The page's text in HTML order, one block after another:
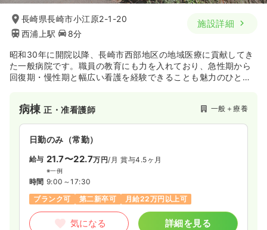
給与 21.5〜27.2万円 /月 賞与60.0〜75.0万円
※一例
時間 8:30～17:30
担当業務未経験可
月給27万円以上可
気になる 詳細を見る
長崎県長崎市小江原2-1-20
西浦上駅
8分
施設詳細
昭和30年に開院以降、長崎市西部地区の地域医療に貢献してき
た一般病院です。職員の教育にも力を入れており、急性期から
回復期・慢性期と幅広い看護を経験できることも魅力のひとつ
病棟正・准看護師 一般＋療養
日勤のみ（常勤）
給与 21.7〜22.7万円/月 賞与4.5ヶ月
※一例
時間 9:00～17:30
ブランク可
第二新卒可 月給22万円以上可
気になる 詳細を見る